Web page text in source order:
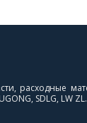
расходные
SDLG,